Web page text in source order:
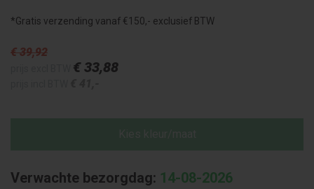
*Gratis verzending vanaf €150,- exclusief BTW
€ 39,92
€ 33,88
Verwachte bezorgdag: 14-08-2026